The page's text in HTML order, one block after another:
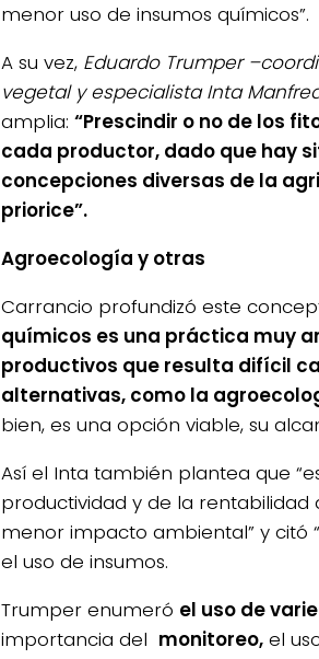
menor uso de insumos químicos”.
A su vez, Eduardo Trumper
vegetal y especialista Inta
amplia: “Prescindir o no de los
cada productor, dado que hay
concepciones diversas de la
priorice”.
Agroecología y otras
Carrancio profundizó este
químicos es una práctica muy
productivos que resulta difícil
alternativas, como la
bien, es una opción viable, su
Así el Inta también plantea que
productividad y de la
menor impacto ambiental” y citó
el uso de insumos.
Trumper enumeró el uso de
importancia del monitoreo, el